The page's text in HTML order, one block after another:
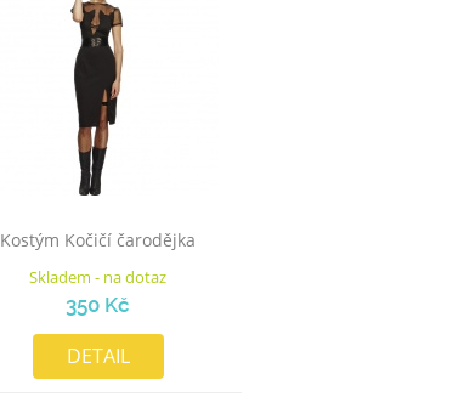
Kostým Kočičí čarodějka
Skladem - na dotaz
350 Kč
DETAIL